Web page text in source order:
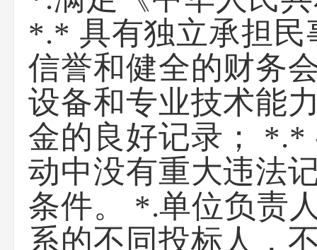
*.* 具有独立承担
信誉和健全的财务
设备和专业技术能
金的良好记录； *.*
动中没有重大违法
条件。 *.单位负责
系的不同投标人，